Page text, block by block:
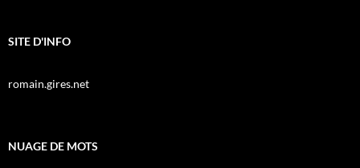
SITE D'INFO
romain.gires.net
NUAGE DE MOTS